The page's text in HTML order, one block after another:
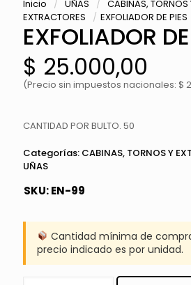
Inicio / UÑAS / CABINAS, TORNOS
EXTRACTORES
/ EXFOLIADOR DE PIES
EXFOLIADOR
$ 25.000,00
(Precio sin impuestos nacionales: $
CANTIDAD POR BULTO. 50
Categorías: CABINAS, TORNOS Y
UÑAS
SKU:EN-99
Cantidad mínima de
precio indicado es por unidad.